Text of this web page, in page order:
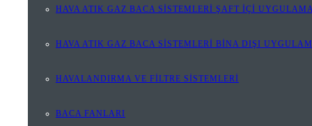
HAVA ATIK GAZ BACA SİSTEMLERİ ŞAFT İÇİ
HAVA ATIK GAZ BACA SİSTEMLERİ BİNA DIŞI
HAVALANDIRMA VE FİLTRE SİSTEMLERİ
BACA FANLARI